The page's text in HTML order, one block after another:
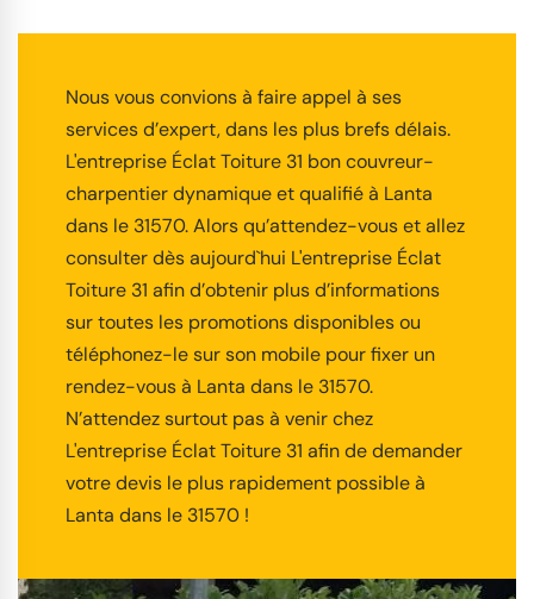
Nous vous convions à faire appel à ses
services d’expert, dans les plus brefs délais.
L'entreprise Éclat Toiture 31 bon couvreur-
charpentier dynamique et qualifié à Lanta
dans le 31570. Alors qu’attendez-vous et allez
consulter dès aujourd`hui L'entreprise Éclat
Toiture 31 afin d’obtenir plus d’informations
sur toutes les promotions disponibles ou
téléphonez-le sur son mobile pour fixer un
rendez-vous à Lanta dans le 31570.
N’attendez surtout pas à venir chez
L'entreprise Éclat Toiture 31 afin de demander
votre devis le plus rapidement possible à
Lanta dans le 31570 !